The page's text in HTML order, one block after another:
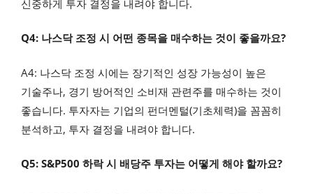
신중하게 투자 결정을 내려야 합니다.
Q4: 나스닥 조정 시 어떤 종목을 매수하는 것이 좋을까요?
A4: 나스닥 조정 시에는 장기적인 성장 가능성이 높은
기술주나, 경기 방어적인 소비재 관련주를 매수하는 것이
좋습니다. 투자자는 기업의 펀더멘털(기초체력)을 꼼꼼히
분석하고, 투자 결정을 내려야 합니다.
Q5: S&P500 하락 시 배당주 투자는 어떻게 해야 할까요?